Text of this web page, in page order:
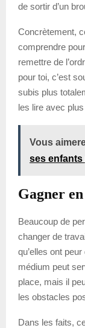
de sortir d’un
Concrètement,
comprendre
remettre de
pour toi, c’est
subis plus
les lire avec
Vous
ses enfants
Gagner
Beaucoup de
changer de
qu’elles ont
médium peut
place, mais il
les obstacles
Dans les faits,